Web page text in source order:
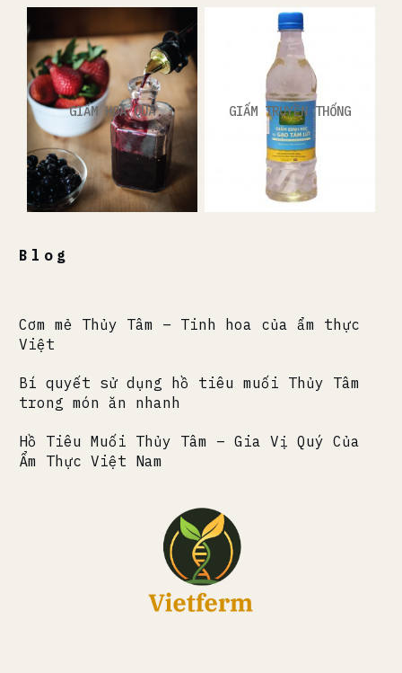
GIẤM HOA QUẢ GIẤM TRUYỀN THỐNG
Blog
Cơm mẻ Thủy Tâm – Tinh hoa của ẩm thực
Việt
Bí quyết sử dụng hồ tiêu muối Thủy Tâm
trong món ăn nhanh
Hồ Tiêu Muối Thủy Tâm – Gia Vị Quý Của
Ẩm Thực Việt Nam